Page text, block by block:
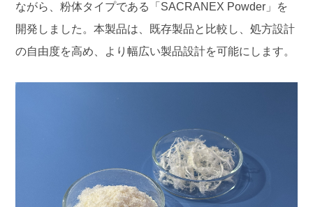
ながら、粉体タイプである「SACRANEX Powder」を
開発しました。本製品は、既存製品と比較し、処方設計
の自由度を高め、より幅広い製品設計を可能にします。